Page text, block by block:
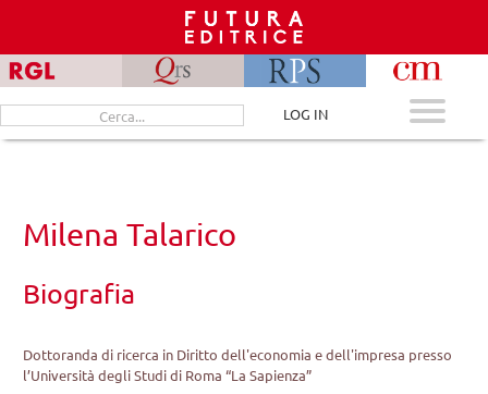
content
Cerca
per:
LOG IN
Milena Talarico
Biografia
Dottoranda di ricerca in Diritto dell'economia e dell'impresa presso
l’Università degli Studi di Roma “La Sapienza”